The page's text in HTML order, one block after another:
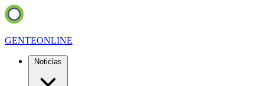
GENTEONLINE
Noticias